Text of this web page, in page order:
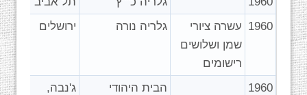
1960 עשרה ציורי
שמן ושלושים
רישומים
גלריה נורה ירושלים
1960
הבית היהודי
ג'נבה,